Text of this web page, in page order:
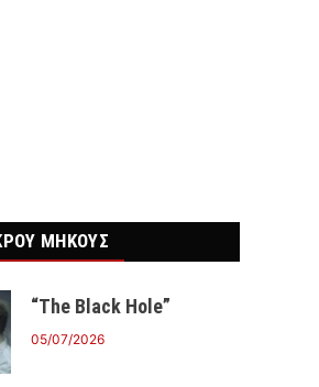
ΜΗΚΟΥΣ
“The Black Hole”
05/07/2026